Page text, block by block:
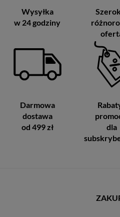
Wysyłka
w 24 godziny
Darmowa
dostawa
od 499 zł
dla